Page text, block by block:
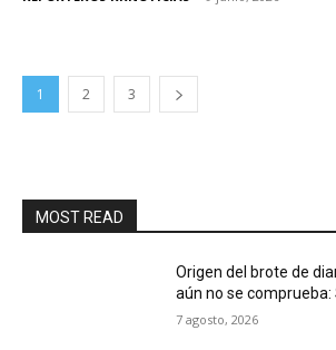
1 2 3
MOST READ
Origen del brote de
aún no se comprueba:
7 agosto, 2026